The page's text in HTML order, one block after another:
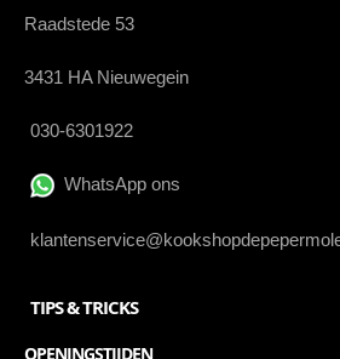
Raadstede 53
3431 HA Nieuwegein
030-6301922
WhatsApp ons
TIPS & TRICKS
OPENINGSTIJDEN